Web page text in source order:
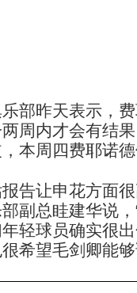
部昨天表示，
周内才会有结
本周四费耶诺
让申花方面很
副总眭建华说
轻球员确实很
希望毛剑卿能